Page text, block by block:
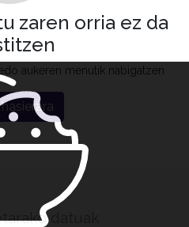
zaren orria ez da
aukeren menutik nabigatzen
datuak